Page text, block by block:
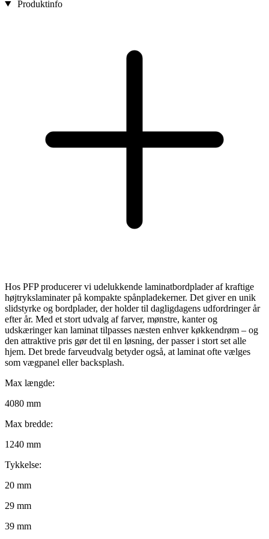
Produktinfo
Hos PFP producerer vi udelukkende laminatbordplader af kraftige
højtrykslaminater på kompakte spånpladekerner. Det giver en unik
slidstyrke og bordplader, der holder til dagligdagens udfordringer år
efter år. Med et stort udvalg af farver, mønstre, kanter og
udskæringer kan laminat tilpasses næsten enhver køkkendrøm – og
den attraktive pris gør det til en løsning, der passer i stort set alle
hjem. Det brede farveudvalg betyder også, at laminat ofte vælges
som vægpanel eller backsplash.
Max længde:
4080 mm
Max bredde:
1240 mm
Tykkelse:
20 mm
29 mm
39 mm